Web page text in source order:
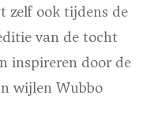
zelf ook tijdens de
van de tocht
inspireren door de
wijlen Wubbo